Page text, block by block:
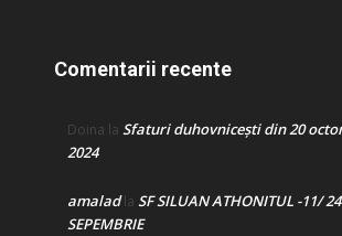
Comentarii recente
Doina la Sfaturi duhovnicești din 20
2024
amaladla SF SILUAN ATHONITUL -11/ 24
SEPEMBRIE